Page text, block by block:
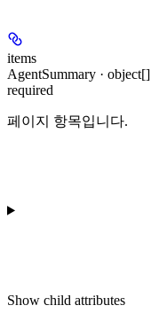
items
AgentSummary · object[]
required
페이지 항목입니다.
Show child attributes